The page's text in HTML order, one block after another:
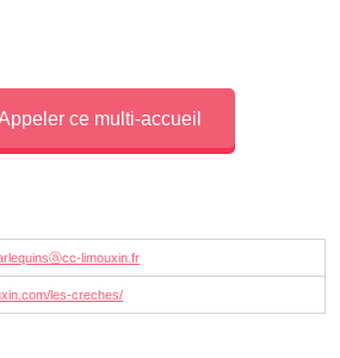
ce multi-accueil
limouxin.fr
les-creches/